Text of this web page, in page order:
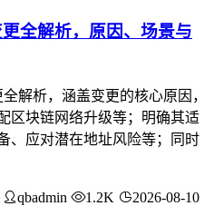
全解析，原因、场景与
解析，涵盖变更的核心原因，
区块链网络升级等；明确其适
、应对潜在地址风险等；同时
qbadmin 1.2K 2026-08-10